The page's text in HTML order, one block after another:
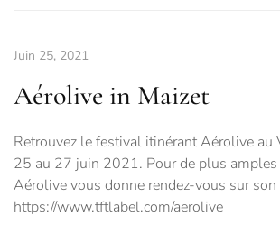
Juin 25, 2021
Aérolive in Maizet
Retrouvez le festival itinérant Aérolive au
25 au 27 juin 2021. Pour de plus
Aérolive vous donne rendez-vous sur
https://www.tftlabel.com/aerolive